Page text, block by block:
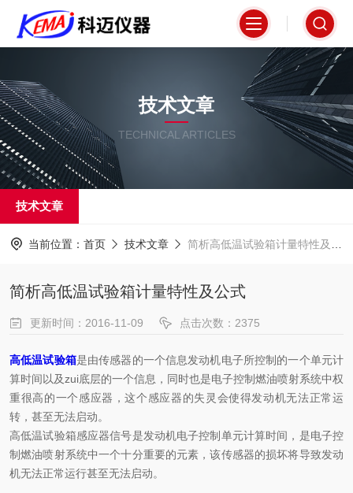
技术文章
TECHNICAL ARTICLES
技术文章
当前位置： 首页 技术文章 简析高低温试验箱计量特性及公式
简析高低温试验箱计量特性及公式
更新时间：2016-11-09 点击次数：2375
高低温试验箱是由传感器的一个信息发动机电子所控制的一个单元计
算时间以及zui底层的一个信息，同时也是电子控制燃油喷射系统中权
重很高的一个感应器，这个感应器的失灵会使得发动机无法正常运
转，甚至无法启动。
高低温试验箱感应器信号是发动机电子控制单元计算时间，是电子控
制燃油喷射系统中一个十分重要的元素，该传感器的损坏将导致发动
机无法正常运行甚至无法启动。